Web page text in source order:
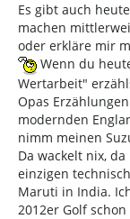
Es gibt auch
machen
oder erkläre mir
Wenn du
Wertarbeit"
Opas
modernden
nimm meinen
Da wackelt nix,
einzigen
Maruti in India.
2012er Golf